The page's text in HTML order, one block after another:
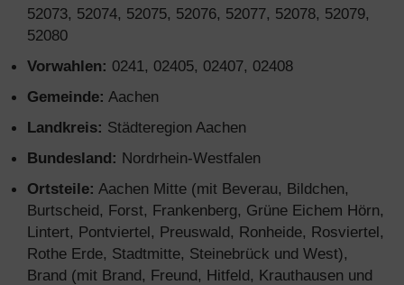
52073, 52074, 52075, 52076, 52077, 52078, 52079,
52080
Vorwahlen: 0241, 02405, 02407, 02408
Gemeinde: Aachen
Landkreis: Städteregion Aachen
Bundesland: Nordrhein-Westfalen
Ortsteile: Aachen Mitte (mit Beverau, Bildchen,
Burtscheid, Forst, Frankenberg, Grüne Eichem Hörn,
Lintert, Pontviertel, Preuswald, Ronheide, Rosviertel,
Rothe Erde, Stadtmitte, Steinebrück und West),
Brand (mit Brand, Freund, Hitfeld, Krauthausen und